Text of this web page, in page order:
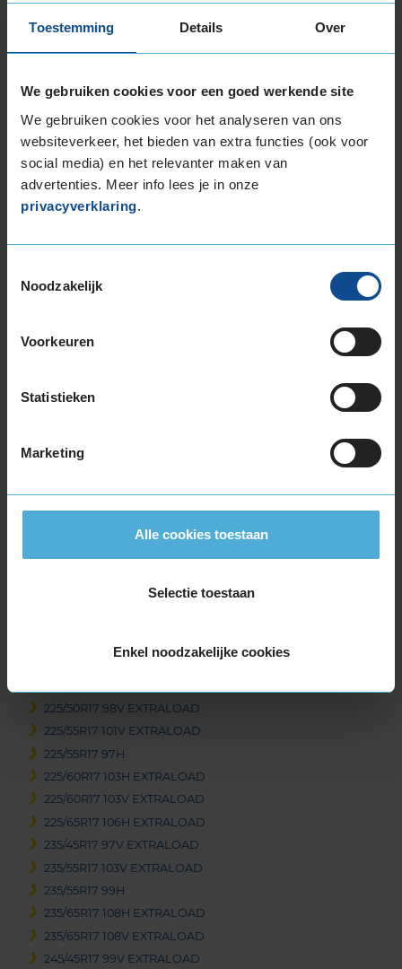
Toestemming Details Over
We gebruiken cookies voor een goed werkende site
We gebruiken cookies voor het analyseren van ons
websiteverkeer, het bieden van extra functies (ook voor
social media) en het relevanter maken van
advertenties. Meer info lees je in onze
privacyverklaring.
Noodzakelijk
Voorkeuren
Statistieken
Marketing
Alle cookies toestaan
Selectie toestaan
Enkel noodzakelijke cookies
1
Beschikbare bandenmaten
205/55R17 91H
205/60R17 93H
215/45R17 91V EXTRALOAD
225/50R17 98V EXTRALOAD
225/55R17 101V EXTRALOAD
225/55R17 97H
225/60R17 103H EXTRALOAD
225/60R17 103V EXTRALOAD
225/65R17 106H EXTRALOAD
235/45R17 97V EXTRALOAD
235/55R17 103V EXTRALOAD
235/55R17 99H
235/65R17 108H EXTRALOAD
235/65R17 108V EXTRALOAD
245/45R17 99V EXTRALOAD